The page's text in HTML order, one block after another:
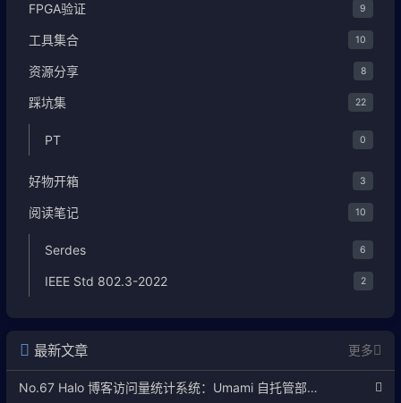
FPGA验证 9
工具集合 10
资源分享 8
踩坑集 22
PT 0
好物开箱 3
阅读笔记 10
Serdes 6
IEEE Std 802.3-2022 2
最新文章 更多
No.67 Halo 博客访问量统计系统：Umami 自托管部署完整教程